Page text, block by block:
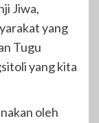
Jiwa,
yang
Tugu
yang kita
oleh